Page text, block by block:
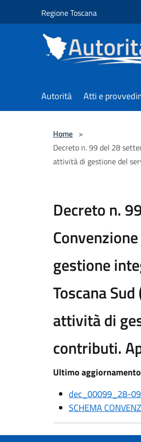
Regione Toscana
Autorità Atti e
Home >
Decreto n. 99 del 28
attività di gestione del
Decreto n.
gestione
Toscana
attività di
contributi.
Ultimo aggiornamento
dec_00099_28-
SCHEMA